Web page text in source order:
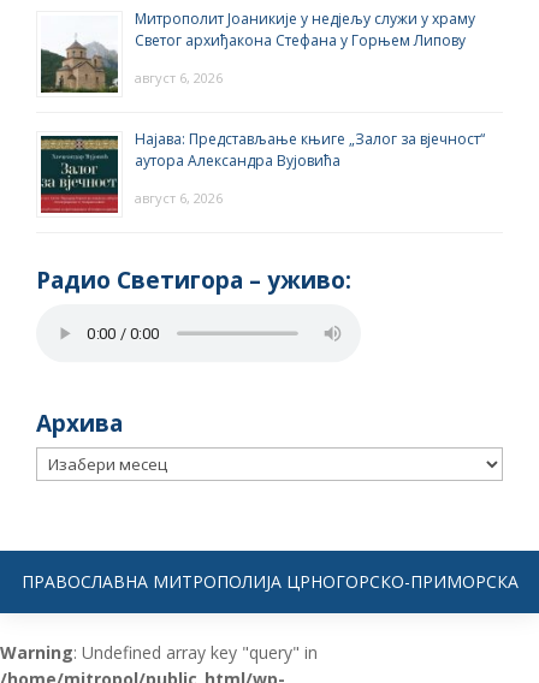
Митрополит Јоаникије у недјељу служи у храму
Светог архиђакона Стефана у Горњем Липову
август 6, 2026
Најава: Представљање књиге „Залог за вјечност“
аутора Александра Вујовића
август 6, 2026
Радио Светигора – yживо:
Архива
Архива
ПРАВОСЛАВНА МИТРОПОЛИЈА ЦРНОГОРСКО-ПРИМОРСКА
Warning: Undefined array key "query" in